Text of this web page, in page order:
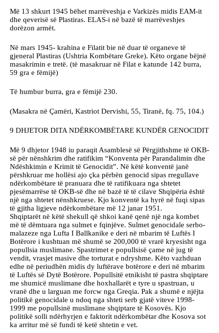
Më 13 shkurt 1945 bëhet marrëveshja e Varkizës midis EAM-it
dhe qeverisë së Plastiras. ELAS-i në bazë të marrëveshjes
dorëzon armët.
Në mars 1945- krahina e Filatit bie në duar të organeve të
gjeneral Plastiras (Ushtria Kombëtare Greke). Këto organe bëjnë
masakrimin e tretë. (të masakruar në Filat e katunde 142 burra,
59 gra e fëmijë)
Të humbur burra, gra e fëmijë 230.
(Masakra në Çamëri, Kastriot Dervishi, 55, Tiranë, fq. 75, 104.)
9 DHJETOR DITA NDËRKOMBËTARE KUNDËR GENOCIDIT
Më 9 dhjetor 1948 iu paraqit Asamblesë së Përgjithshme të OKB-
së për nënshkrim dhe ratifikim “Konventa për Parandalimin dhe
Ndëshkimin e Krimit të Genocidit”. Në këtë konventë janë
përshkruar me hollësi ajo çka përbën genocid sipas rregullave
ndërkombëtare të pranuara dhe të ratifikuara nga shtetet
pjesëmarrëse të OKB-së dhe në bazë të të cilave Shqipëria është
një nga shtetet nënshkruese. Kjo konventë ka hyrë në fuqi sipas
të gjitha ligjeve ndërkombëtare më 12 janar 1951.
Shqiptarët në këtë shekull që shkoi kanë qenë një nga kombet
më të dëmtuara nga sulmet e fqinjëve. Sulmet genocidale serbo-
malazeze nga Lufta I Ballkanike e deri në mbarim të Luftës I
Botërore i kushtuan më shumë se 200,000 të vrarë kryesisht nga
popullsia muslimane. Spastrimet e popullsisë çame në jug të
vendit, vrasjet masive dhe torturat e ndryshme. Këto vazhduan
edhe në periudhën midis dy luftërave botërore e deri në mbarim
të Luftës së Dytë Botërore. Popullsitë etnikisht të pastra shqiptare
me shumicë muslimane dhe hoxhallarët e tyre u spastruan, u
vranë dhe u larguan me forcw nga Greqia. Pak a shumë e njëjta
politikë genocidale u ndoq nga shteti serb gjatë viteve 1998-
1999 me popullsinë muslimane shqiptare të Kosovës. Kjo
politikë solli ndërhyrjen e faktorit ndërkombëtar dhe Kosova sot
ka arritur më së fundi të ketë shtetin e vet.